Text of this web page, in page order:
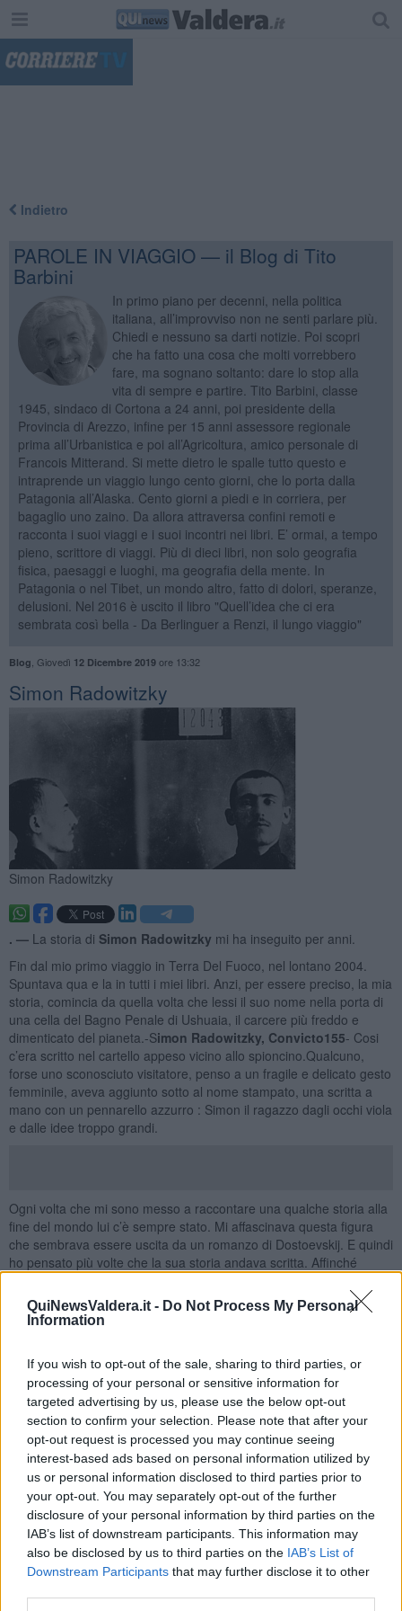
QuiNewsValdera.it - Do Not Process My Personal
Information
If you wish to opt-out of the sale, sharing to third parties, or
processing of your personal or sensitive information for
targeted advertising by us, please use the below opt-out
section to confirm your selection. Please note that after your
opt-out request is processed you may continue seeing
interest-based ads based on personal information utilized by
us or personal information disclosed to third parties prior to
your opt-out. You may separately opt-out of the further
disclosure of your personal information by third parties on the
IAB’s list of downstream participants. This information may
also be disclosed by us to third parties on the IAB’s List of
Downstream Participants that may further disclose it to other
Indietro
PAROLE IN VIAGGIO — il Blog di Tito
Barbini
In primo piano per decenni, nella politica
italiana, all’improvviso non ne senti parlare più.
Chiedi e nessuno sa darti notizie. Poi scopri
che ha fatto una cosa che molti vorrebbero
fare, ma sognano soltanto: dare lo stop alla
vita di sempre e partire. Tito Barbini, classe
1945, sindaco di Cortona a 24 anni, poi presidente della
Provincia di Arezzo, infine per 15 anni assessore regionale
prima all’Urbanistica e poi all’Agricoltura, amico personale di
Francois Mitterand. Si mette dietro le spalle tutto questo e
intraprende un viaggio lungo cento giorni, che lo porta dalla
Patagonia all’Alaska. Cento giorni a piedi e in corriera, per
bagaglio uno zaino. Da allora attraversa confini remoti e
racconta i suoi viaggi e i suoi incontri nei libri. E’ ormai, a tempo
pieno, scrittore di viaggi. Più di dieci libri, non solo geografia
fisica, paesaggi e luoghi, ma geografia della mente. In
Patagonia o nel Tibet, un mondo altro, fatto di dolori, speranze,
delusioni. Nel 2016 è uscito il libro "Quell’idea che ci era
sembrata così bella - Da Berlinguer a Renzi, il lungo viaggio"
Blog Giovedì 12 Dicembre 2019ore 13:32
Simon Radowitzky
Simon Radowitzky
. — La storia di Simon Radowitzky mi ha inseguito per anni.
Fin dal mio primo viaggio in Terra Del Fuoco, nel lontano 2004.
Spuntava qua e la in tutti i miei libri. Anzi, per essere preciso, la mia
storia, comincia da quella volta che lessi il suo nome nella porta di
una cella del Bagno Penale di Ushuaia, il carcere più freddo e
dimenticato del pianeta.-Simon Radowitzky, Convicto155- Cosi
c’era scritto nel cartello appeso vicino allo spioncino.Qualcuno,
forse uno sconosciuto visitatore, penso a un fragile e delicato gesto
femminile, aveva aggiunto sotto al nome stampato, una scritta a
mano con un pennarello azzurro : Simon il ragazzo dagli occhi viola
e dalle idee troppo grandi.
Ogni volta che mi sono messo a raccontare una qualche storia alla
fine del mondo lui c’è sempre stato. Mi affascinava questa figura
che sembrava essere uscita da un romanzo di Dostoevskij. E quindi
ho pensato più volte che la sua storia andava scritta. Affinché
storia completasse il mio viaggio iniziato con il cacciatore di ombre,
Don Patagonia, proseguito poi con le avventure del pirata
Ho pensato, infine, che ne valesse la pena. Ho pensato anche che
non sarebbe stato semplice per uno scrittore raccontare la storia
della sua vita. Rassomiglia troppo a un romanzo d’avventure.Come
ci ha ricordato
Sandor Marai
nella “recita di Bolzano” credo nella
scrittura, perché la scrittura ha potere sul destino e sul tempo.
Nulla di ciò che fai, desideri, ami e dici è destinato a durare.
Passano le donne, tramontano gli amori. Sfumano le emozioni, e la
polvere del tempo ricopre le tracce delle azioni compiute. Ma la
scrittura rimane. È cosi che mi sono convinto che questa storia
vada raccontata per intero. E siccome le storie, come gli amori, non
durano, se non nelle parole che gli dedichiamo, ho deciso di
come ho fatto nei miei libri ma partendo dall’inizio della storia, o